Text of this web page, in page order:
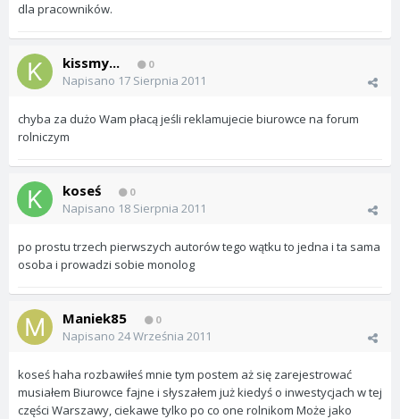
dla pracowników.
kissmy... 0
Napisano 17 Sierpnia 2011
chyba za dużo Wam płacą jeśli reklamujecie biurowce na forum
rolniczym
koseś 0
Napisano 18 Sierpnia 2011
po prostu trzech pierwszych autorów tego wątku to jedna i ta sama
osoba i prowadzi sobie monolog
Maniek85 0
Napisano 24 Września 2011
koseś haha rozbawiłeś mnie tym postem aż się zarejestrować
musiałem Biurowce fajne i słyszałem już kiedyś o inwestycjach w tej
części Warszawy, ciekawe tylko po co one rolnikom Może jako